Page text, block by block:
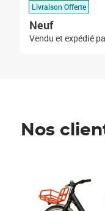
Livraison Offerte
Neuf
Vendu et expédié
Nos